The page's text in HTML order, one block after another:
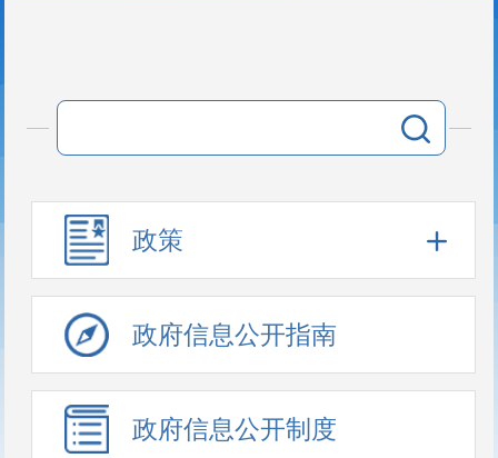
政策
政府信息公开指南
政府信息公开制度